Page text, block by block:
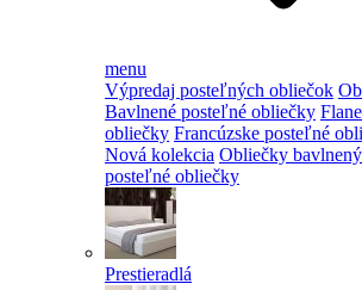
menu
Výpredaj posteľných obliečok
Bavlnené posteľné obliečky
obliečky Francúzske posteľné
Nová kolekcia Obliečky bavlnený
posteľné obliečky
Prestieradlá